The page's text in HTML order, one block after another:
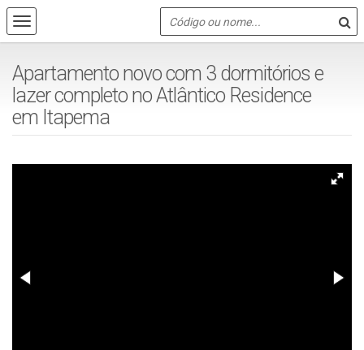
Apartamento novo com 3 dormitórios e
lazer completo no Atlântico Residence
em Itapema